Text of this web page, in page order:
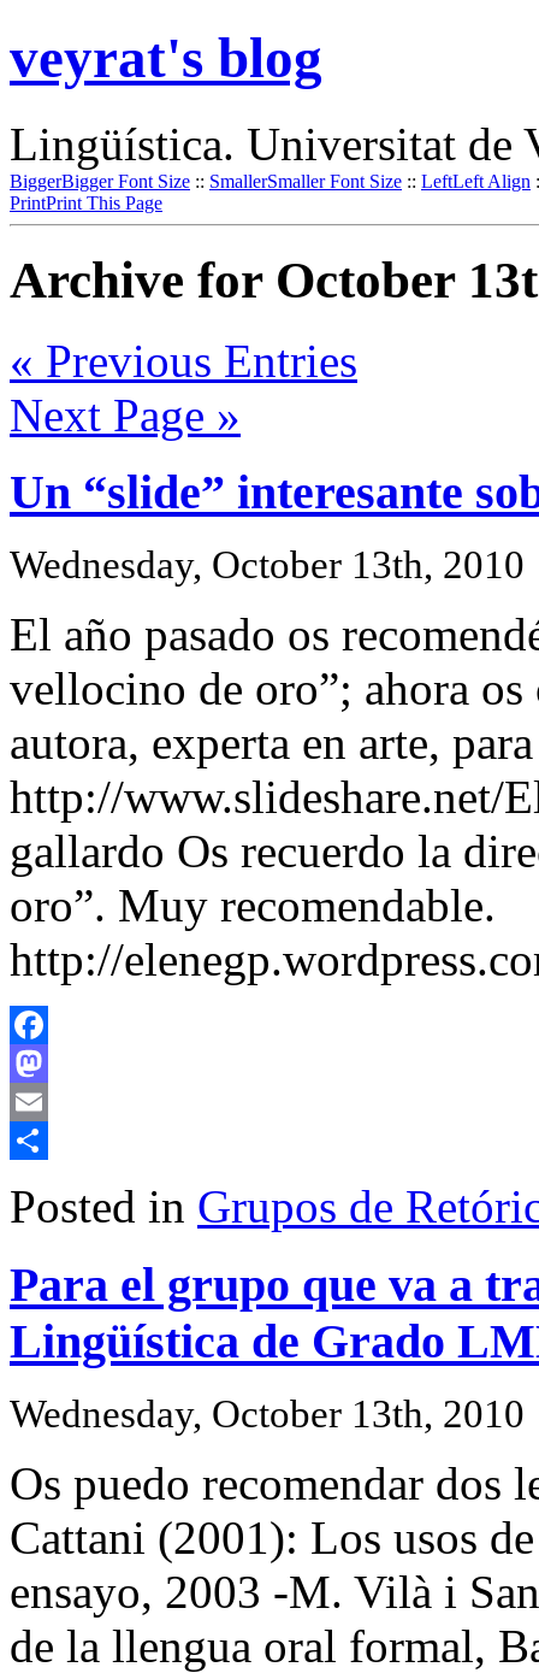
veyrat's blog
Lingüística. Universitat de
BiggerBigger Font Size :: SmallerSmaller Font Size :: LeftLeft Align
PrintPrint This Page
Archive for October
« Previous Entries
Next Page »
Un “slide” interesante
Wednesday, October 13th, 2010
El año pasado os
vellocino de oro”; ahora
autora, experta en arte,
http://www.slideshare.net/
gallardo Os recuerdo la
oro”. Muy recomendable.
http://
Facebook
Mastodon
Email
Posted in Grupos de
Para el grupo que va a
Lingüística de Grado
Wednesday, October 13th, 2010
Os puedo recomendar dos
Cattani (2001): Los usos
ensayo, 2003 -M. Vilà i
de la llengua oral formal,